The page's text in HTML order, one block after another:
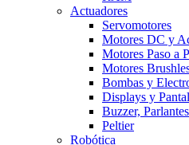
Actuadores
Servomotores
Motores DC y
Motores Paso a
Motores
Bombas y
Displays y
Buzzer,
Peltier
Robótica